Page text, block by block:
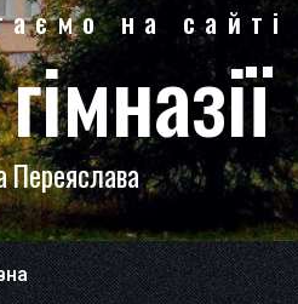
на сайті
Переяслава